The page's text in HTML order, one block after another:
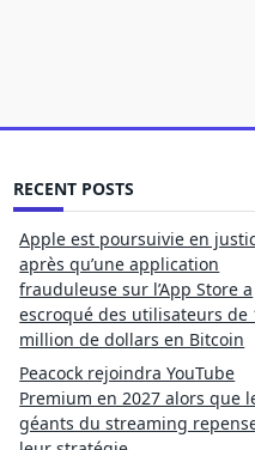
RECENT POSTS
Apple est poursuivie en
après qu’une application
frauduleuse sur l’App Store a
escroqué des utilisateurs de
million de dollars en Bitcoin
Peacock rejoindra YouTube
Premium en 2027 alors que
géants du streaming